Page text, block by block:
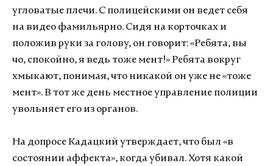
угловатые плечи. С полицейскими он ведет себя
на видео фамильярно. Сидя на корточках и
положив руки за голову, он говорит: «Ребята, вы
чо, спокойно, я ведь тоже мент!» Ребята вокруг
хмыкают, понимая, что никакой он уже не «тоже
мент». В тот же день местное управление полиции
увольняет его из органов.
На допросе Кадацкий утверждает, что был «в
состоянии аффекта», когда убивал. Хотя какой